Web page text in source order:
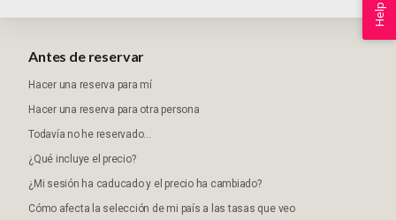
Antes de reservar
Hacer una reserva para mí
Hacer una reserva para otra persona
Todavía no he reservado...
¿Qué incluye el precio?
¿Mi sesión ha caducado y el precio ha cambiado?
Cómo afecta la selección de mi país a las tasas que veo
Help